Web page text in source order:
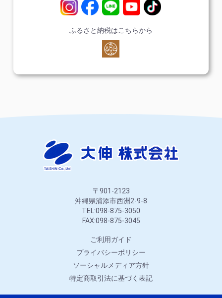
ふるさと納税はこちらから
〒901-2123
沖縄県浦添市西洲2-9-8
TEL:098-875-3050
FAX:098-875-3045
ご利用ガイド
プライバシーポリシー
ソーシャルメディア方針
特定商取引法に基づく表記